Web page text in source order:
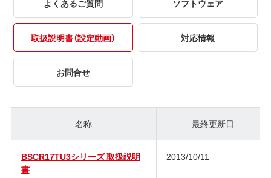
よくあるご質問 ソフトウェア
取扱説明書（設定動画） 対応情報
お問合せ
名称 最終更新日
BSCR17TU3シリーズ 取扱説明
書
2013/10/11